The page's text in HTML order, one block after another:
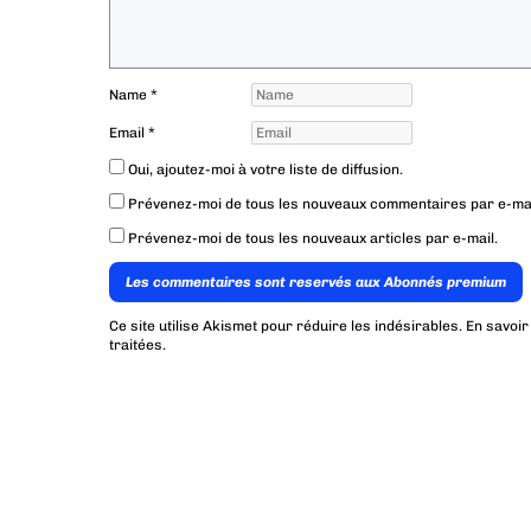
Name *
Email *
Oui, ajoutez-moi à votre liste de diffusion.
Prévenez-moi de tous les nouveaux commentaires par e-
Prévenez-moi de tous les nouveaux articles par e-mail.
Les commentaires sont reservés aux Abonnés premium
Ce site utilise Akismet pour réduire les indésirables. En
traitées.